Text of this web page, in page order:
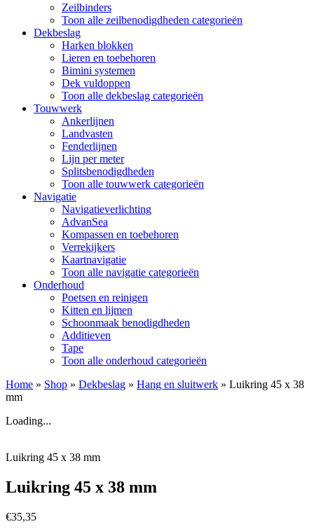
Zeilbinders
Toon alle zeilbenodigdheden categorieën
Dekbeslag
Harken blokken
Lieren en toebehoren
Bimini systemen
Dek vuldoppen
Toon alle dekbeslag categorieën
Touwwerk
Ankerlijnen
Landvasten
Fenderlijnen
Lijn per meter
Splitsbenodigdheden
Toon alle touwwerk categorieën
Navigatie
Navigatieverlichting
AdvanSea
Kompassen en toebehoren
Verrekijkers
Kaartnavigatie
Toon alle navigatie categorieën
Onderhoud
Poetsen en reinigen
Kitten en lijmen
Schoonmaak benodigdheden
Additieven
Tape
Toon alle onderhoud categorieën
Home » Shop » Dekbeslag » Hang en sluitwerk » Luikring 45 x 38
mm
Loading...
Luikring 45 x 38 mm
Luikring 45 x 38 mm
€35,35